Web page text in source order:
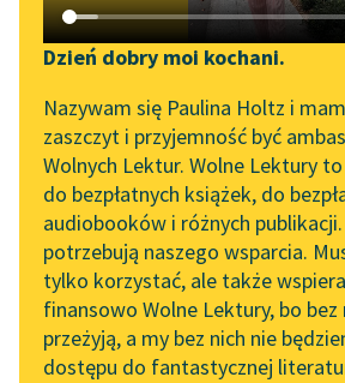
Katalog DAISY
Podkasty o książkach
Aktualności
Spotkanie z Katarzyną
Tunkiel w Oslo
Wolne Lektury na 32.
Pol’and’Rock Festivalu
„Kochanek Lady
Chatterley” do słuchania
na Wolnych Lekturach
Mapa
API
Dzień dobry moi kochani.
Nazywam się Paulina Holtz i
zaszczyt i przyjemność być
Wolnych Lektur. Wolne Lektury
do bezpłatnych książek, do
audiobooków i różnych
potrzebują naszego wsparcia.
tylko korzystać, ale także
finansowo Wolne Lektury, bo bez
przeżyją, a my bez nich nie
dostępu do fantastycznej
Kornel
głową
Matka
krzywo